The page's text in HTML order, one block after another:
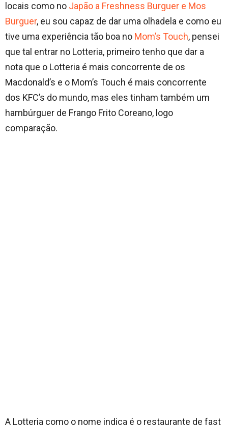
locais como no Japão a Freshness Burguer e Mos
Burguer, eu sou capaz de dar uma olhadela e como eu
tive uma experiência tão boa no Mom’s Touch, pensei
que tal entrar no Lotteria, primeiro tenho que dar a
nota que o Lotteria é mais concorrente de os
Macdonald’s e o Mom’s Touch é mais concorrente
dos KFC’s do mundo, mas eles tinham também um
hambúrguer de Frango Frito Coreano, logo
comparação.
A Lotteria como o nome indica é o restaurante de fast